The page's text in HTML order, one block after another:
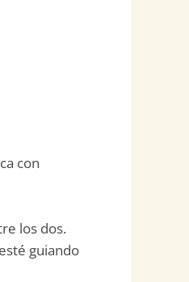
con
los dos.
guiando